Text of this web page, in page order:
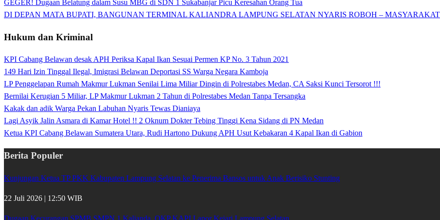
GEGER! Dugaan Belatung dalam Susu MBG di SDN 1 Sukabanjar Picu Keresahan Orang Tua
DI DEPAN MATA BUPATI, BANGUNAN TERMINAL KALIANDRA LAMPUNG SELATAN NYARIS ROBOH –
Hukum dan Kriminal
KPI Cabang Belawan desak APH Periksa Kapal Ikan Sesuai Permen KP No. 3 Tahun 2021
149 Hari Izin Tinggal Ilegal, Imigrasi Belawan Deportasi SS Warga Negara Kamboja
LP Penggelapan Rumah Makmur Lukman Senilai Lima Miliar Dingin di Polrestabes Medan, CA Saksi Kunci Tersorot !!!
Bernilai Kerugian 5 Miliar, LP Makmur Lukman 2 Tahun di Polrestabes Medan Tanpa Tersangka
Kakak dan adik Warga Pekan Labuhan Nyaris Tewas Dianiaya
Lagi Asyik Jalin Asmara di Kamar Hotel !! 2 Oknum Dokter Tebing Tinggi Kena Sidang di PN Medan
Ketua KPI Cabang Belawan Sumatera Utara, Rudi Hartono Dukung APH Usut Kebakaran 4 Kapal Ikan di Gabion
Berita Populer
Kunjungan Ketua TP PKK Kabupaten Lampung Selatan ke Penerima Bansos untuk Anak Berisiko Stunting
22 Juli 2026 | 12:50 WIB
Dugaan Kecurangan SPMB SMPN 1 Kalianda, OKP KAPI Lapor Kejari Lampung Selatan